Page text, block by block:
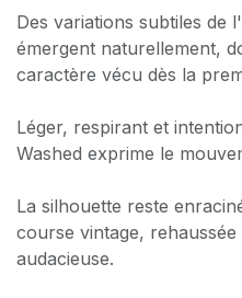
Des variations subtiles de
émergent naturellement,
caractère vécu dès la
Léger, respirant et
Washed exprime le
La silhouette reste
course vintage,
audacieuse.